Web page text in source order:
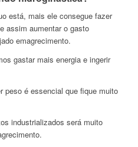
está, mais ele consegue fazer
assim aumentar o gasto
emagrecimento.
gastar mais energia e ingerir
peso é essencial que fique muito
industrializados será muito